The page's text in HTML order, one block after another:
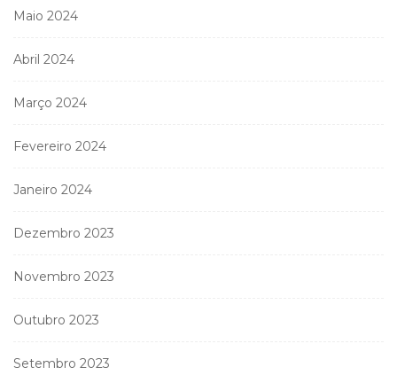
Maio 2024
Abril 2024
Março 2024
Fevereiro 2024
Janeiro 2024
Dezembro 2023
Novembro 2023
Outubro 2023
Setembro 2023